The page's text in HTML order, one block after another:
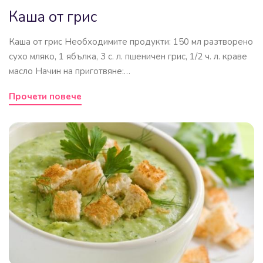
Каша от грис
Каша от грис Необходимите продукти: 150 мл разтворено
сухо мляко, 1 ябълка, 3 с. л. пшеничен грис, 1/2 ч. л. краве
масло Начин на приготвяне:…
Прочети повече